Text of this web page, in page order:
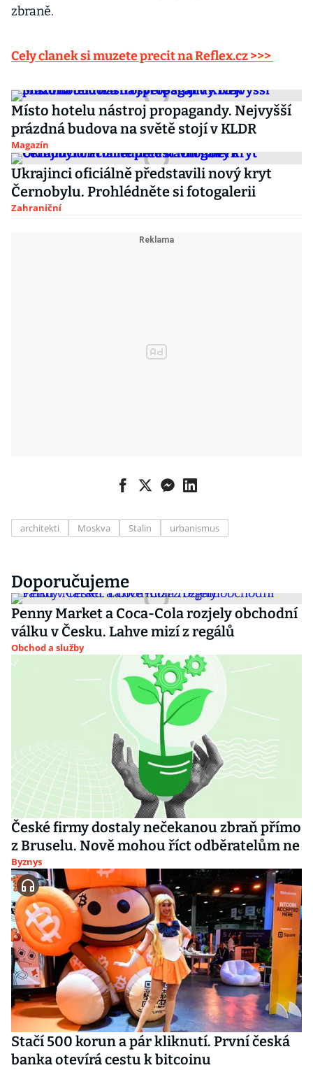
zbraně.
Cely clanek si muzete precit na Reflex.cz >>>
Místo hotelu nástroj propagandy. Nejvyšší
prázdná budova na světě stojí v KLDR
Magazín
Ukrajinci oficiálně představili nový kryt
Černobylu. Prohlédněte si fotogalerii
Zahraniční
architekti Moskva Stalin urbanismus
Doporučujeme
Penny Market a Coca-Cola rozjely obchodní
válku v Česku. Lahve mizí z regálů
Obchod a služby
České firmy dostaly nečekanou zbraň přímo
z Bruselu. Nově mohou říct odběratelům ne
Byznys
Stačí 500 korun a pár kliknutí. První česká
banka otevírá cestu k bitcoinu